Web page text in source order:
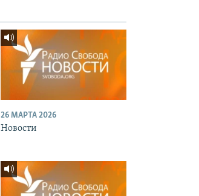
26 МАРТА 2026
Новости